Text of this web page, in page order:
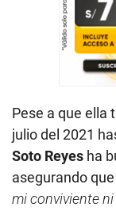
Pese a que ella
julio del 2021
Soto Reyes ha
asegurando
mi conviviente ni